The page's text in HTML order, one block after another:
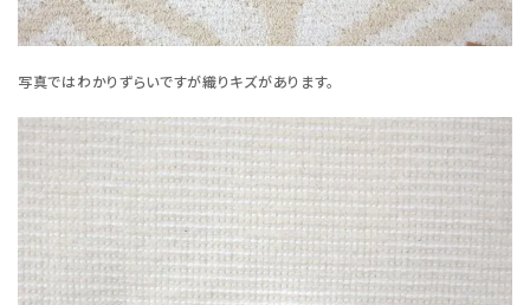
写真ではわかりずらいですが織りキズがあります。